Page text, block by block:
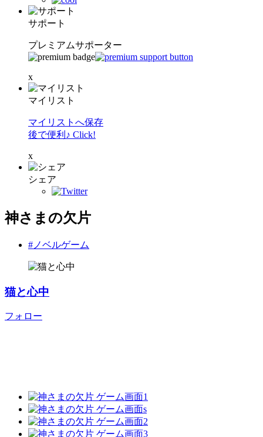
サポート
プレミアムサポーター
x
マイリスト
マイリストへ保存
後で便利♪ Click!
x
シェア
神さまの欠片
#ノベルゲーム
猫と心中
フォロー